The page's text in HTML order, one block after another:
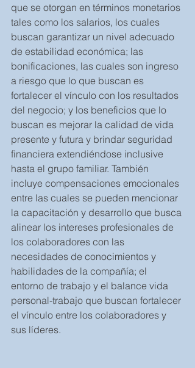
que se otorgan en términos monetarios
tales como los salarios, los cuales
buscan garantizar un nivel adecuado
de estabilidad económica; las
bonificaciones, las cuales son ingreso
a riesgo que lo que buscan es
fortalecer el vínculo con los resultados
del negocio; y los beneficios que lo
buscan es mejorar la calidad de vida
presente y futura y brindar seguridad
financiera extendiéndose inclusive
hasta el grupo familiar. También
incluye compensaciones emocionales
entre las cuales se pueden mencionar
la capacitación y desarrollo que busca
alinear los intereses profesionales de
los colaboradores con las
necesidades de conocimientos y
habilidades de la compañía; el
entorno de trabajo y el balance vida
personal-trabajo que buscan fortalecer
el vínculo entre los colaboradores y
sus líderes.